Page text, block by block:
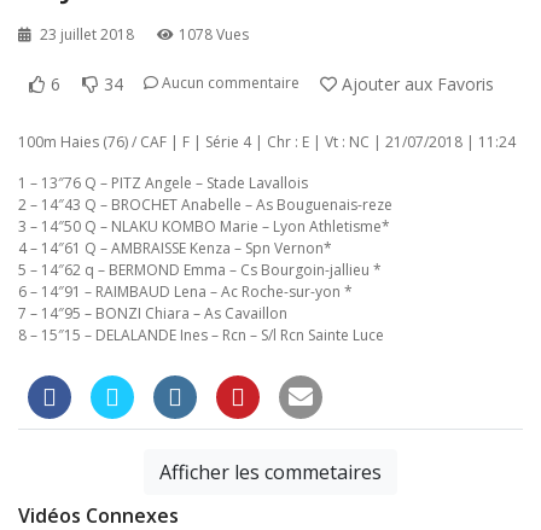
23 juillet 2018 1078 Vues
6 34 Aucun commentaire Ajouter aux Favoris
100m Haies (76) / CAF | F | Série 4 | Chr : E | Vt : NC | 21/07/2018 | 11:24
1 – 13″76 Q – PITZ Angele – Stade Lavallois
2 – 14″43 Q – BROCHET Anabelle – As Bouguenais-reze
3 – 14″50 Q – NLAKU KOMBO Marie – Lyon Athletisme*
4 – 14″61 Q – AMBRAISSE Kenza – Spn Vernon*
5 – 14″62 q – BERMOND Emma – Cs Bourgoin-jallieu *
6 – 14″91 – RAIMBAUD Lena – Ac Roche-sur-yon *
7 – 14″95 – BONZI Chiara – As Cavaillon
8 – 15″15 – DELALANDE Ines – Rcn – S/l Rcn Sainte Luce
Afficher les commetaires
Vidéos Connexes